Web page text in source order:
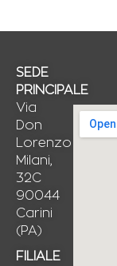
SEDE
PRINCIPALE
Via
Don
Lorenzo
Milani,
32C
90044
Carini
(PA)
FILIALE